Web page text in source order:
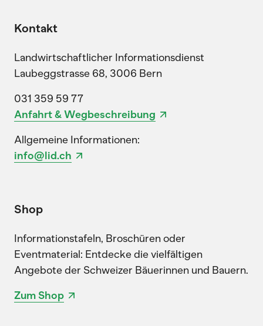
Kontakt
Landwirtschaftlicher Informationsdienst
Laubeggstrasse 68, 3006 Bern
031 359 59 77
Anfahrt & Wegbeschreibung
Allgemeine Informationen:
info@lid.ch
Shop
Informationstafeln, Broschüren oder
Eventmaterial: Entdecke die vielfältigen
Angebote der Schweizer Bäuerinnen und Bauern.
Zum Shop